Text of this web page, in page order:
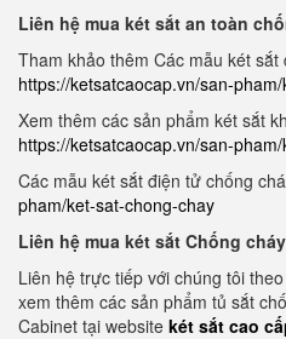
Liên hệ mua két sắt an toàn
Tham khảo thêm Các mẫu két sắt
https://ketsatcaocap.vn/san-
Xem thêm các sản phẩm két sắt
https://ketsatcaocap.vn/san-
Các mẫu két sắt điện tử chống
pham/ket-sat-chong-chay
Liên hệ mua két sắt Chống
Liên hệ trực tiếp với chúng tôi
xem thêm các sản phẩm tủ sắt
Cabinet tại website két sắt cao